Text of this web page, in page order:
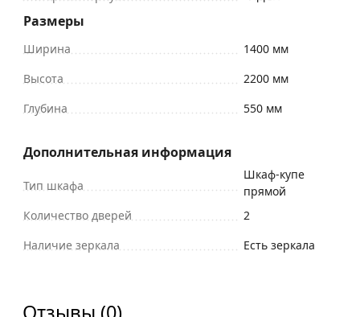
Размеры
Ширина
1400 мм
Высота
2200 мм
Глубина
550 мм
Дополнительная информация
Тип шкафа
Шкаф-купе
прямой
Количество дверей
2
Наличие зеркала
Есть зеркала